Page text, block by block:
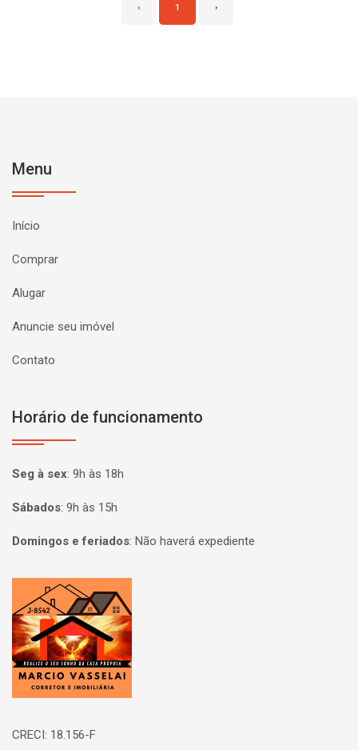
‹ 1 ›
Menu
Início
Comprar
Alugar
Anuncie seu imóvel
Contato
Horário de funcionamento
Seg à sex: 9h às 18h
Sábados: 9h às 15h
Domingos e feriados: Não haverá expediente
Página inicial
CRECI: 18.156-F